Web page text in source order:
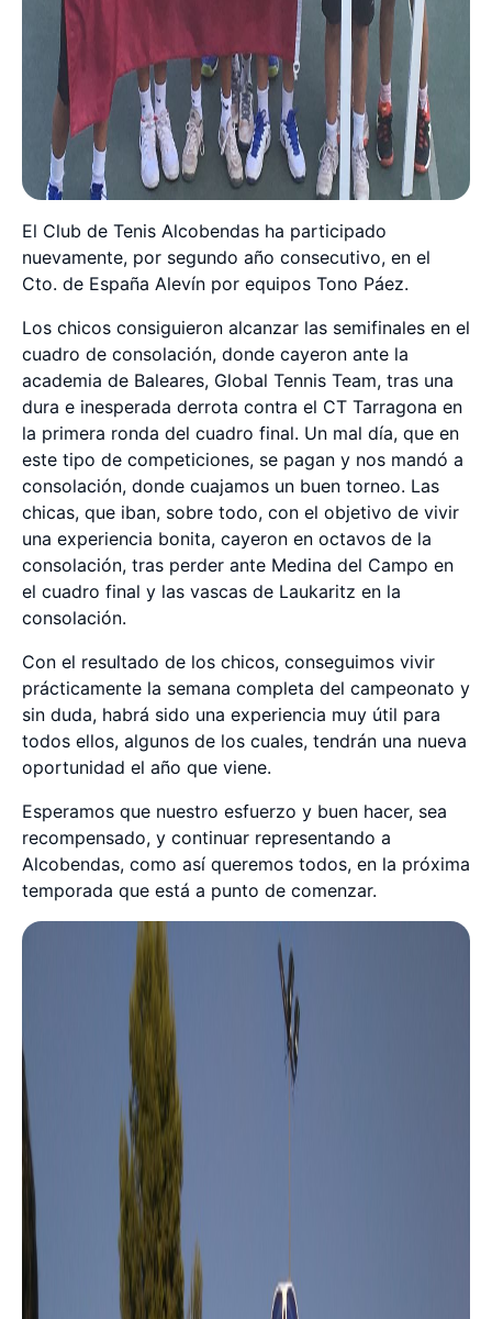
El Club de Tenis Alcobendas ha participado
nuevamente, por segundo año consecutivo, en el
Cto. de España Alevín por equipos Tono Páez.
Los chicos consiguieron alcanzar las semifinales en el
cuadro de consolación, donde cayeron ante la
academia de Baleares, Global Tennis Team, tras una
dura e inesperada derrota contra el CT Tarragona en
la primera ronda del cuadro final. Un mal día, que en
este tipo de competiciones, se pagan y nos mandó a
consolación, donde cuajamos un buen torneo. Las
chicas, que iban, sobre todo, con el objetivo de vivir
una experiencia bonita, cayeron en octavos de la
consolación, tras perder ante Medina del Campo en
el cuadro final y las vascas de Laukaritz en la
consolación.
Con el resultado de los chicos, conseguimos vivir
prácticamente la semana completa del campeonato y
sin duda, habrá sido una experiencia muy útil para
todos ellos, algunos de los cuales, tendrán una nueva
oportunidad el año que viene.
Esperamos que nuestro esfuerzo y buen hacer, sea
recompensado, y continuar representando a
Alcobendas, como así queremos todos, en la próxima
temporada que está a punto de comenzar.